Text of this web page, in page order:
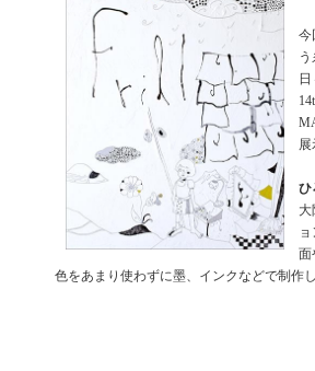
今
展
ひ
面
色をあまり使わずに墨、インクなどで制作し